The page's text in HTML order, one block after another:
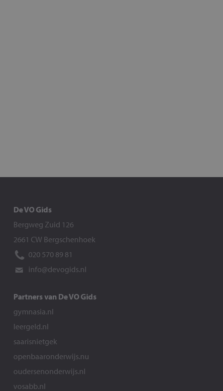
De VO Gids
Bergweg Zuid 126
2661 CW Bergschenhoek
020 570 89 81
info@devogids.nl
Partners van De VO Gids
gymnasia.nl
leergeld.nl
saarisnietgek
openbaaronderwijs.nu
oudersenonderwijs.nl
vosabb.nl